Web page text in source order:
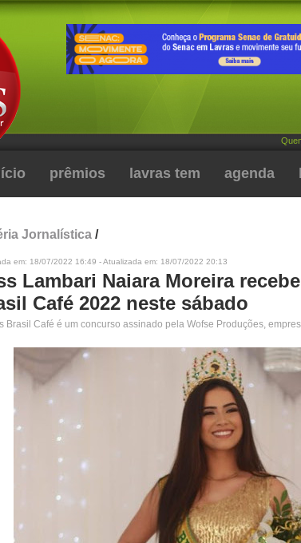
prêmios lavras tem agenda
Jornalística /
em: 18/07/2022 16:49 - Atualizada em: 18/07/2022 20:13
Lambari Naiara Moreira
Café 2022 neste sábado
Brasil Café é um concurso assinado pela Wofse Produções,